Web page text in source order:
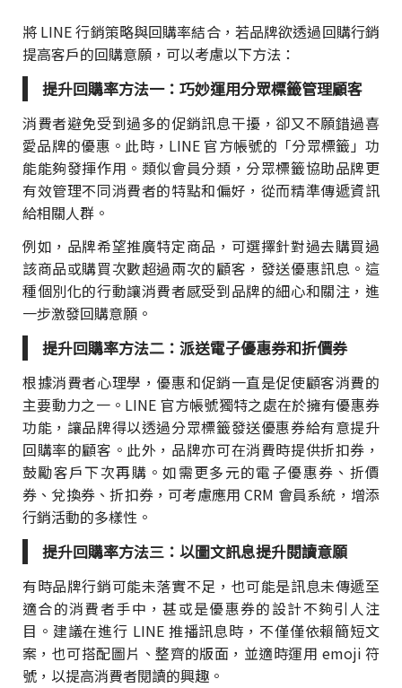
將 LINE 行銷策略與回購率結合，若品牌欲透過回購行銷
提高客戶的回購意願，可以考慮以下方法：
提升回購率方法一：巧妙運用分眾標籤管理顧客
消費者避免受到過多的促銷訊息干擾，卻又不願錯過喜
愛品牌的優惠。此時，LINE 官方帳號的「分眾標籤」功
能能夠發揮作用。類似會員分類，分眾標籤協助品牌更
有效管理不同消費者的特點和偏好，從而精準傳遞資訊
給相關人群。
例如，品牌希望推廣特定商品，可選擇針對過去購買過
該商品或購買次數超過兩次的顧客，發送優惠訊息。這
種個別化的行動讓消費者感受到品牌的細心和關注，進
一步激發回購意願。
提升回購率方法二：派送電子優惠券和折價券
根據消費者心理學，優惠和促銷一直是促使顧客消費的
主要動力之一。LINE 官方帳號獨特之處在於擁有優惠券
功能，讓品牌得以透過分眾標籤發送優惠券給有意提升
回購率的顧客。此外，品牌亦可在消費時提供折扣券，
鼓勵客戶下次再購。如需更多元的電子優惠券、折價
券、兌換券、折扣券，可考慮應用 CRM 會員系統，增添
行銷活動的多樣性。
提升回購率方法三：以圖文訊息提升閱讀意願
有時品牌行銷可能未落實不足，也可能是訊息未傳遞至
適合的消費者手中，甚或是優惠券的設計不夠引人注
目。建議在進行 LINE 推播訊息時，不僅僅依賴簡短文
案，也可搭配圖片、整齊的版面，並適時運用 emoji 符
號，以提高消費者閱讀的興趣。